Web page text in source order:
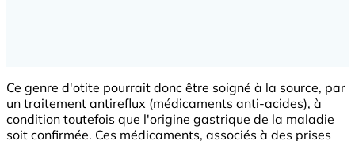
Ce genre d'otite pourrait donc être soigné à la source, par
un traitement antireflux (médicaments anti-acides), à
condition toutefois que l'origine gastrique de la maladie
soit confirmée. Ces médicaments, associés à des prises